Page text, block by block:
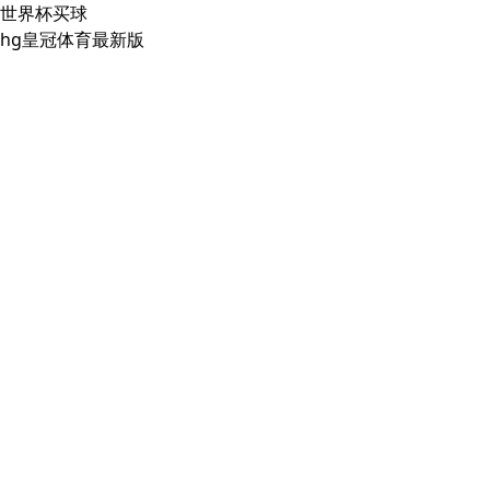
世界杯买球
hg皇冠体育最新版